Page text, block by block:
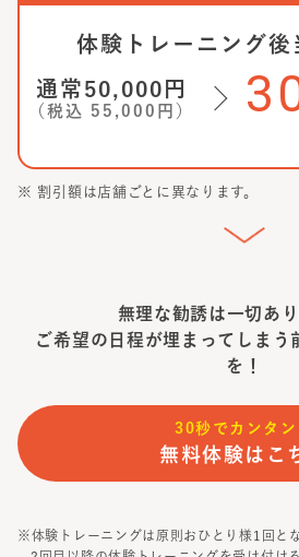
体験トレーニング後
通常 50,000 円
（税込 55,000 円）
※ 割引額は店舗ごとに異なります。
無理な勧誘は一切あり
ご希望の日程が埋まってしまう
を！
30秒でカンタン
無料体験はこ
※体験トレーニングは原則おひとり様1回と